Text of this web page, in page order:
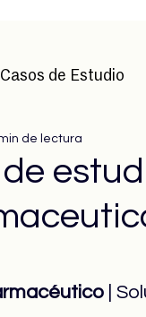
Casos de Estudio
de lectura
|